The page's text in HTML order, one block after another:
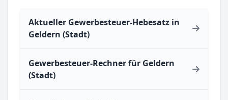
Aktueller Gewerbesteuer-Hebesatz in
Geldern (Stadt)
Gewerbesteuer-Rechner für Geldern
(Stadt)